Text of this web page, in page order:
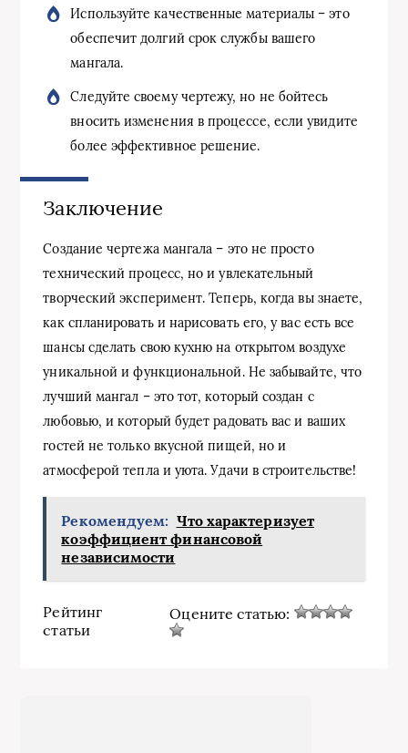
Используйте качественные материалы – это
обеспечит долгий срок службы вашего
мангала.
Следуйте своему чертежу, но не бойтесь
вносить изменения в процессе, если увидите
более эффективное решение.
Заключение
Создание чертежа мангала – это не просто
технический процесс, но и увлекательный
творческий эксперимент. Теперь, когда вы знаете,
как спланировать и нарисовать его, у вас есть все
шансы сделать свою кухню на открытом воздухе
уникальной и функциональной. Не забывайте, что
лучший мангал – это тот, который создан с
любовью, и который будет радовать вас и ваших
гостей не только вкусной пищей, но и
атмосферой тепла и уюта. Удачи в строительстве!
Рекомендуем: Что характеризует
коэффициент финансовой
независимости
Рейтинг
статьи
Оцените статью: